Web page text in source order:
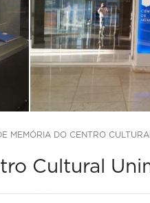
MEMÓRIA DO CENTRO
Cultural